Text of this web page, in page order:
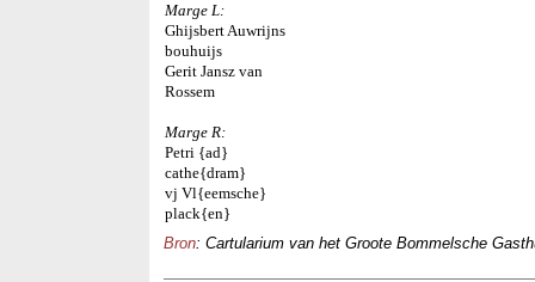
Marge L:
Ghijsbert Auwrijns
bouhuijs
Gerit Jansz van
Rossem
Marge R:
Petri {ad}
cathe{dram}
vj Vl{eemsche}
plack{en}
Bron: Cartularium van het Groote Bommelsche